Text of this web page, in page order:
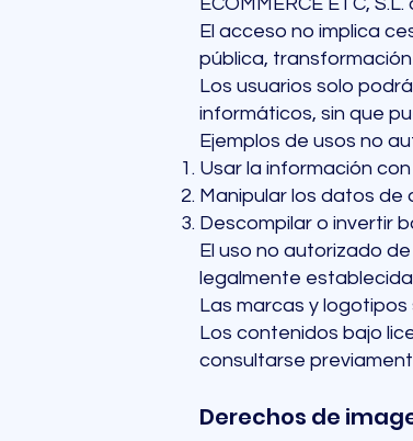
El acceso no implica
pública,
Los usuarios solo
informáticos, sin que
Ejemplos de usos no
Usar la información
Manipular los datos de
Descompilar o invertir
El uso no autorizado
legalmente
Las marcas y logotipos
Los contenidos bajo
consultarse
Derechos de